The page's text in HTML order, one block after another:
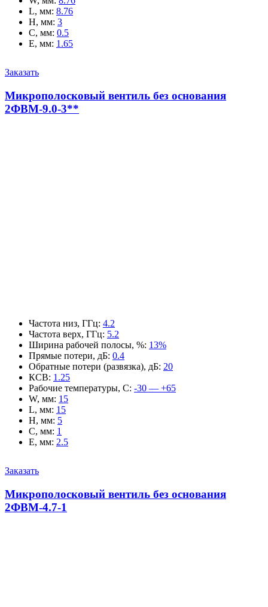
L, мм: 8.76
H, мм: 3
C, мм: 0.5
E, мм: 1.65
Заказать
Микрополосковый вентиль без основания
2ФВМ-9.0-3**
Частота низ, ГГц: 4.2
Частота верх, ГГц: 5.2
Ширина рабочей полосы, %: 13%
Прямые потери, дБ: 0.4
Обратные потери (развязка), дБ: 20
КСВ: 1.25
Рабочие температуры, С: -30 — +65
W, мм: 15
L, мм: 15
H, мм: 5
C, мм: 1
E, мм: 2.5
Заказать
Микрополосковый вентиль без основания
2ФВМ-4.7-1